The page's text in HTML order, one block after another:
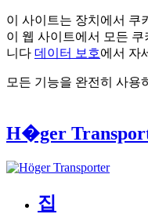
이 사이트는 장치에서 쿠
이 웹 사이트에서 모든
니다 데이터 보호에서 자
모든 기능을 완전히 사용
H�ger
집